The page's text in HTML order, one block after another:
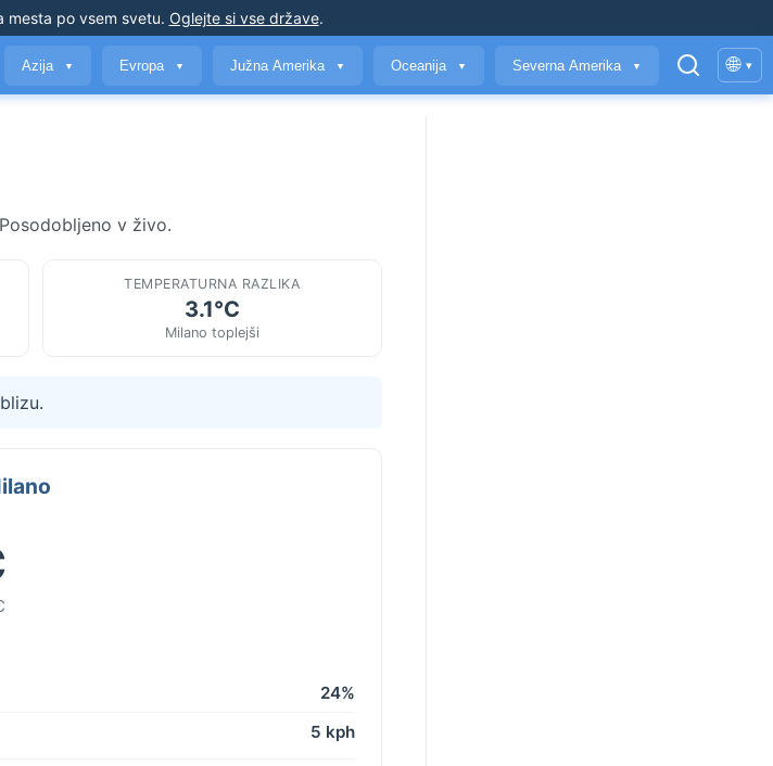
mesta po vsem svetu. Oglejte si vse države.
Azija ▼ Evropa ▼ Južna Amerika ▼ Oceanija ▼ Severna Amerika ▼ 🌐 ▾
v živo.
TEMPERATURNA RAZLIKA
3.1°C
Milano toplejši
24%
5 kph